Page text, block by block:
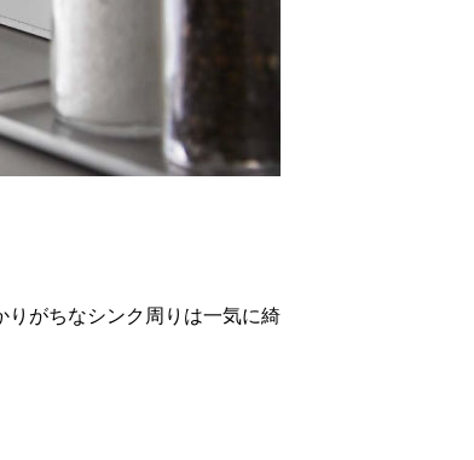
りがちなシンク周りは一気に綺